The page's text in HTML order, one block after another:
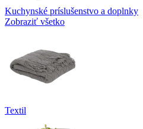
Kuchynské príslušenstvo a doplnky
Zobraziť všetko
Textil